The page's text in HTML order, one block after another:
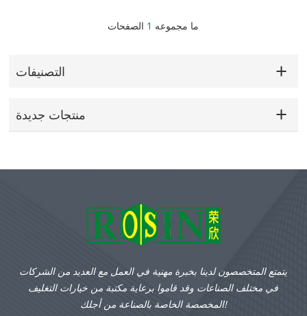
يمكن أن يكون على اتصال
ما مجموعه 1 الصفحات
التصنيفات
منتجات جديدة
يتمتع المتخصصون لدينا بخبرة مهنية في العمل مع العديد من الشركات
في مختلف الصناعات وقد قاموا برعاية مكتبة من خيارات التغليف
المخصصة الخاصة بالصناعة من أجلك!